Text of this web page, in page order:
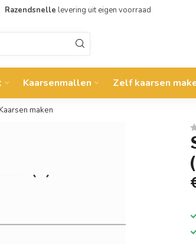
Razendsnelle levering uit eigen voorraad
Kaarsenmallen Zelf kaarsen
maken